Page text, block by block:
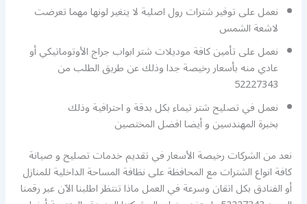
نعمل على توفير شترات رول اصلية لا يتغير لونها مهما تعرضت
لاشعة الشمس
نعمل على تأمين كافة موديلات شتر ابواب جراج الأوتوماتيكي أو
عادي منه بأسعار رخيصة جدا وذلك عن طريق الطلب من
52227343
نعمل في تصليح شتر تيماء بكل بدقة و احترافية وذلك
بخبرة المهندسين و أيضا افضل المختصين
نعد من الشركات رخيصة الأسعار في تقديم خدمات تصليح و صيانة
كافة انواع الشترات مع المحافظة على نظافة المساحة الداخلية للمنازل
أو الفنادق بكل اتقان وسرعة في العمل ماذا تنتظر اطلبنا الآن عبر رقمنا